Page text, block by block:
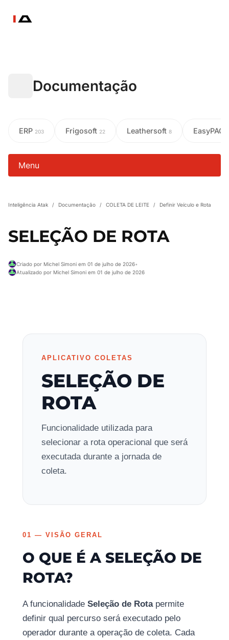
Documentação
ERP 203 Frigosoft 22 Leathersoft 8 EasyPAC
Menu
Inteligência Atak / Documentação / COLETA DE LEITE / Definir Veículo e Rota
SELEÇÃO DE ROTA
Criado por Michel Simoni em 01 de julho de 2026•
Atualizado por Michel Simoni em 01 de julho de 2026
APLICATIVO COLETAS
SELEÇÃO DE
ROTA
Funcionalidade utilizada para
selecionar a rota operacional que será
executada durante a jornada de
coleta.
01 — VISÃO GERAL
O QUE É A SELEÇÃO DE
ROTA?
A funcionalidade Seleção de Rotapermite
definir qual percurso será executado pelo
operador durante a operação de coleta. Cada